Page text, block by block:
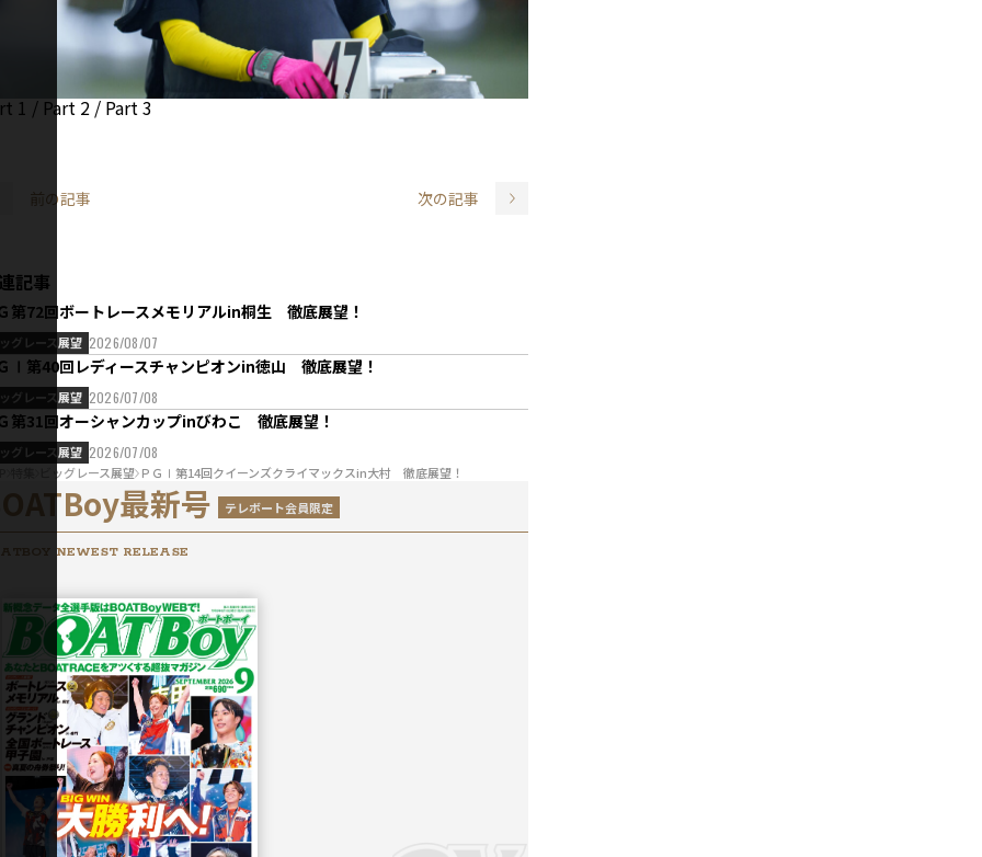
1 / Part 2/Part 3
前の記事 次の記事
記事
第72回ボートレースメモリアルin桐生 徹底展望！
グレース展望 2026/08/07
Ⅰ第40回レディースチャンピオンin徳山 徹底展望！
グレース展望 2026/07/08
第31回オーシャンカップinびわこ 徹底展望！
グレース展望 2026/07/08
ビッグレース展望 ＰＧⅠ第14回クイーンズクライマックスin大村 徹底展望！
最新号 テレボート会員限定
NEWEST RELEASE
2026年
9月号